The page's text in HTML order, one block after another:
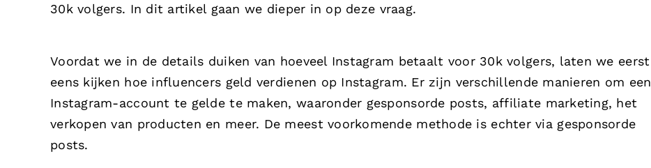
30k volgers. In dit artikel gaan we dieper in op deze vraag.
Voordat we in de details duiken van hoeveel Instagram betaalt voor 30k volgers, laten we eerst
eens kijken hoe influencers geld verdienen op Instagram. Er zijn verschillende manieren om een
Instagram-account te gelde te maken, waaronder gesponsorde posts, affiliate marketing, het
verkopen van producten en meer. De meest voorkomende methode is echter via gesponsorde
posts.